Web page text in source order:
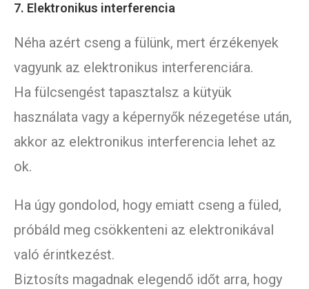
7. Elektronikus interferencia
Néha azért cseng a fülünk, mert érzékenyek
vagyunk az elektronikus interferenciára.
Ha fülcsengést tapasztalsz a kütyük
használata vagy a képernyők nézegetése után,
akkor az elektronikus interferencia lehet az
ok.
Ha úgy gondolod, hogy emiatt cseng a füled,
próbáld meg csökkenteni az elektronikával
való érintkezést.
Biztosíts magadnak elegendő időt arra, hogy